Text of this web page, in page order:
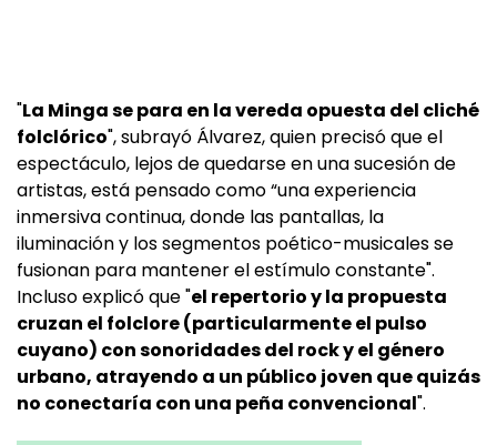
"La Minga se para en la vereda opuesta del cliché
folclórico", subrayó Álvarez, quien precisó que el
espectáculo, lejos de quedarse en una sucesión de
artistas, está pensado como “una experiencia
inmersiva continua, donde las pantallas, la
iluminación y los segmentos poético-musicales se
fusionan para mantener el estímulo constante".
Incluso explicó que "el repertorio y la propuesta
cruzan el folclore (particularmente el pulso
cuyano) con sonoridades del rock y el género
urbano, atrayendo a un público joven que quizás
no conectaría con una peña convencional".